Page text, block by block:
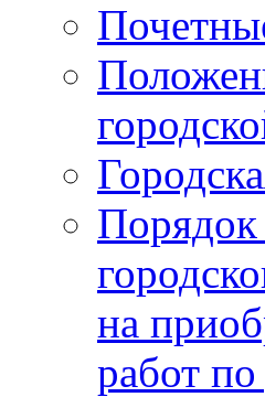
Порядок
на
работ